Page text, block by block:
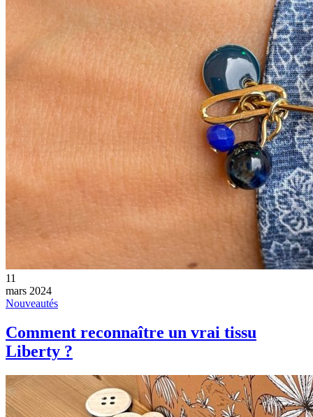
11
mars 2024
Nouveautés
Comment reconnaître un vrai tissu
Liberty ?